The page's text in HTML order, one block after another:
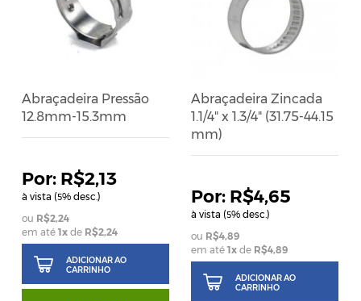
Abraçadeira Pressão
12.8mm-15.3mm
R$2,13
à vista (5% desc.)
R$2,24
em até1x de R$2,24
ADICIONAR AO
CARRINHO
Abraçadeira Zincada
1.1/4" x 1.3/4" (31.75-44.15
mm)
R$4,65
à vista (5% desc.)
R$4,89
em até 1xde R$4,89
ADICIONAR AO
CARRINHO